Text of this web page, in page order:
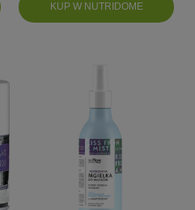
KUP W NUTRIDOME